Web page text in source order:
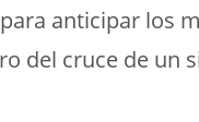
anticipar los
del cruce de un